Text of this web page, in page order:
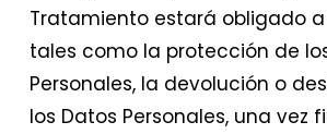
Tratamiento estará obligado
tales como la protección de
Personales, la devolución o
los Datos Personales, una vez